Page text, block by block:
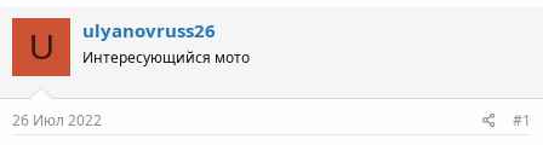
U ulyanovruss26
Интересующийся мото
26 Июл 2022 #1